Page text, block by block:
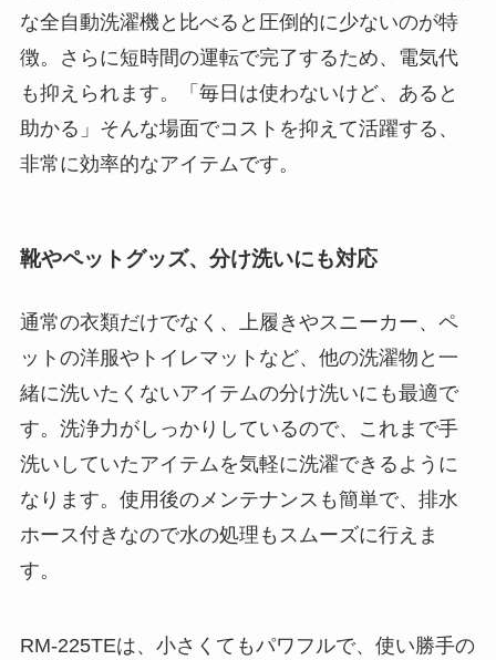
な全自動洗濯機と比べると圧倒的に少ないのが特
徴。さらに短時間の運転で完了するため、電気代
も抑えられます。「毎日は使わないけど、あると
助かる」そんな場面でコストを抑えて活躍する、
非常に効率的なアイテムです。
靴やペットグッズ、分け洗いにも対応
通常の衣類だけでなく、上履きやスニーカー、ペ
ットの洋服やトイレマットなど、他の洗濯物と一
緒に洗いたくないアイテムの分け洗いにも最適で
す。洗浄力がしっかりしているので、これまで手
洗いしていたアイテムを気軽に洗濯できるように
なります。使用後のメンテナンスも簡単で、排水
ホース付きなので水の処理もスムーズに行えま
す。
RM-225TEは、小さくてもパワフルで、使い勝手の